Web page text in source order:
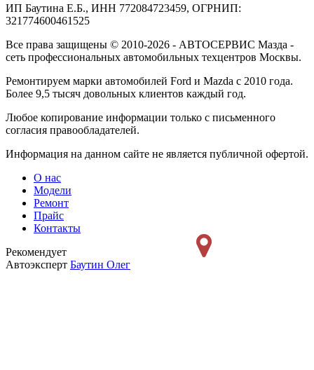
ИП Баутина Е.Б., ИНН 772084723459, ОГРНИП:
321774600461525
Все права защищены © 2010-2026 - АВТОСЕРВИС Мазда -
сеть профессиональных автомобильных техцентров Москвы.
Ремонтируем марки автомобилей Ford и Mazda с 2010 года.
Более 9,5 тысяч довольных клиентов каждый год.
Любое копирование информации только с письменного
согласия правообладателей.
Информация на данном сайте не является публичной офертой.
О нас
Модели
Ремонт
Прайс
Контакты
Рекомендует
Автоэксперт Баутин Олег